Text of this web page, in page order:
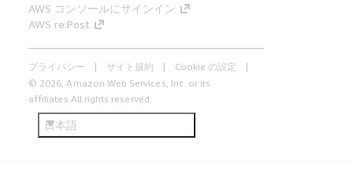
AWS コンソールにサインイン
AWS re:Post
プライバシー サイト規約
Cookie の設定
© 2026, Amazon Web Services, Inc. or its
affiliates.All rights reserved.
日本語